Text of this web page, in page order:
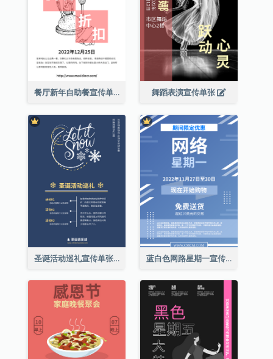
餐厅新年自助餐宣传单张 舞蹈表演宣传单张
圣诞活动巡礼宣传单张(附介绍) 蓝白色网路星期一宣传单张